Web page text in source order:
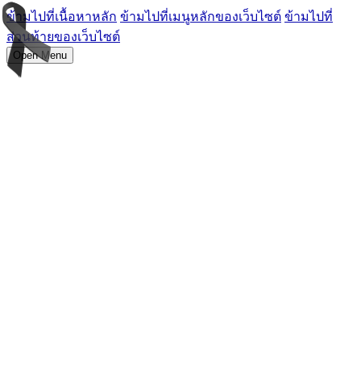
ข้ามไปที่เนื้อหาหลัก ข้ามไปที่เมนูหลักของเว็บไซต์ ข้ามไปที่
ส่วนท้ายของเว็บไซต์
Open Menu